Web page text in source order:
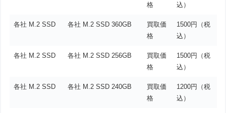
格
込）
各社 M.2 SSD 各社 M.2 SSD 360GB
買取価
格
1500円（税
込）
各社 M.2 SSD 各社 M.2 SSD 256GB
買取価
格
1500円（税
込）
各社 M.2 SSD 各社 M.2 SSD 240GB
買取価
格
1200円（税
込）